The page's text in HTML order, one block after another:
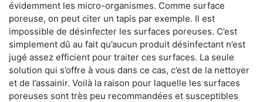
évidemment les micro-organismes. Comme surface
poreuse, on peut citer un tapis par exemple. Il est
impossible de désinfecter les surfaces poreuses. C’est
simplement dû au fait qu’aucun produit désinfectant n’est
jugé assez efficient pour traiter ces surfaces. La seule
solution qui s’offre à vous dans ce cas, c’est de la nettoyer
et de l’assainir. Voilà la raison pour laquelle les surfaces
poreuses sont très peu recommandées et susceptibles